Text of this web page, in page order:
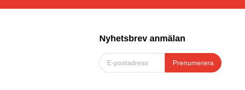
Nyhetsbrev anmälan
Prenumerera